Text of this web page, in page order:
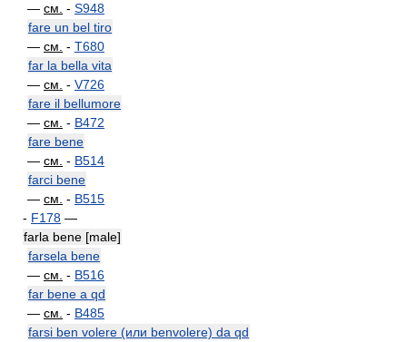
— см. - S948
fare un bel tiro
— см. - T680
far la bella vita
— см. - V726
fare il bellumore
— см. - B472
fare bene
— см. - B514
farci bene
— см. - B515
- F178 —
farla bene [male]
farsela bene
— см. - B516
far bene a qd
— см. - B485
farsi ben volere (или benvolere) da qd